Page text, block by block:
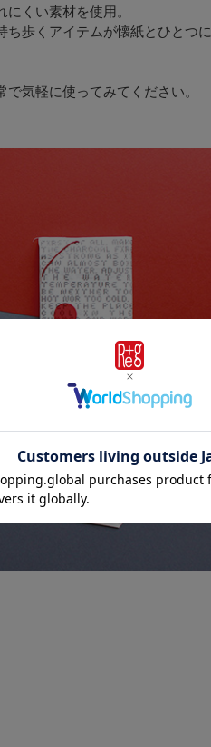
くい素材を使用。
歩くアイテムが懐紙とひとつに
気軽に使ってみてください。